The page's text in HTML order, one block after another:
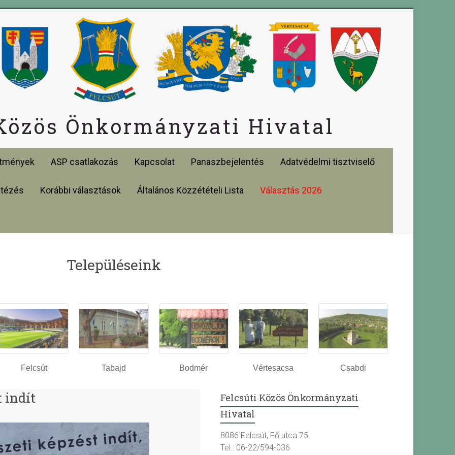
Önkormányzati Hivatal
ASP csatlakozás Kapcsolat Panaszbejelentés Adatvédelmi tisztviselő
Korábbi választások Általános Közzétételi Lista Választás 2026
Településeink
Felcsút Tabajd Bodmér Vértesacsa Csabdi
indít
Felcsúti Közös Önkormányzati
Hivatal
8086 Felcsút, Fő utca 75.
Tel.: 06-22/594-036